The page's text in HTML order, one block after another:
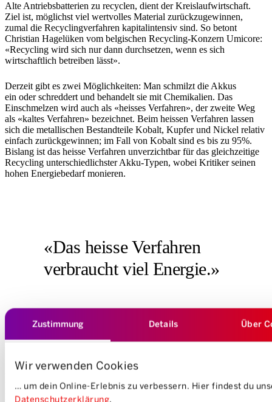
Zustimmung Details Über
Wir verwenden Cookies
… um dein Online-Erlebnis zu verbessern. Hier findest du
Datenschutzerklärung.
Alte Antriebsbatterien zu recyclen, dient der Kreislaufwirtschaft.
Ziel ist, möglichst viel wertvolles Material zurückzugewinnen,
zumal die Recyclingverfahren kapitalintensiv sind. So betont
Christian Hagelüken vom belgischen Recycling-Konzern Umicore:
«Recycling wird sich nur dann durchsetzen, wenn es sich
wirtschaftlich betreiben lässt».
Derzeit gibt es zwei Möglichkeiten: Man schmilzt die Akkus
ein oder schreddert und behandelt sie mit Chemikalien. Das
Einschmelzen wird auch als «heisses Verfahren», der zweite Weg
als «kaltes Verfahren» bezeichnet. Beim heissen Verfahren lassen
sich die metallischen Bestandteile Kobalt, Kupfer und Nickel relativ
einfach zurückgewinnen; im Fall von Kobalt sind es bis zu 95%.
Bislang ist das heisse Verfahren unverzichtbar für das gleichzeitige
Recycling unterschiedlichster Akku-Typen, wobei Kritiker seinen
hohen Energiebedarf monieren.
«Das heisse Verfahren
verbraucht viel Energie.»
Deshalb legen viele Unternehmen ihren Fokus auf das kalte
Salzgitter noch im laufenden Jahr eine Pilotanlage in Betrieb,
Recyclingquote von 90% anstrebt. Auch das deutsche Unternehmen
Duesenfeld forscht auf dem Weg jenseits des Einschmelzens und hat